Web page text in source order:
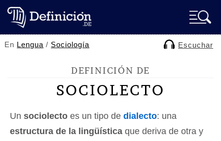
En Lengua / Sociología Escuchar
DEFINICIÓN DE
SOCIOLECTO
Un sociolecto es un tipo de dialecto: una
estructura de la lingüística que deriva de otra y